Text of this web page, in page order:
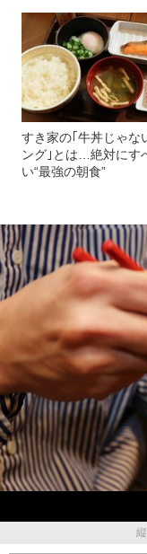
すき家の｢牛丼じゃな
ング｣とは…絶対にす
い“最強の朝食”